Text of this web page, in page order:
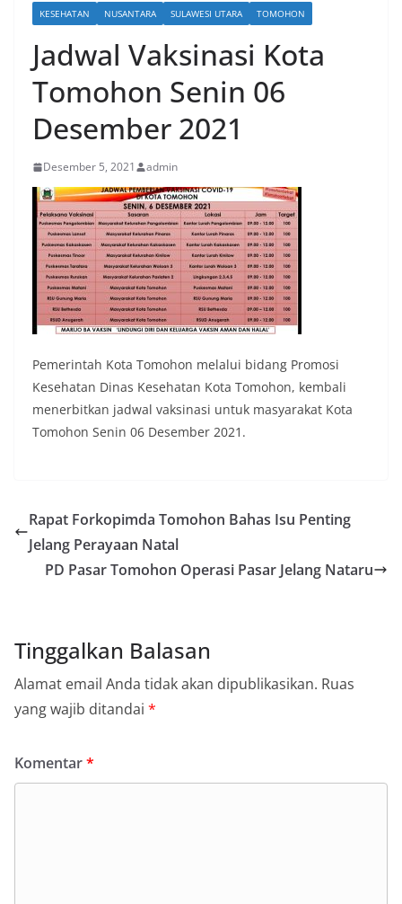
KESEHATAN NUSANTARA SULAWESI UTARA TOMOHON
Jadwal Vaksinasi Kota
Tomohon Senin 06
Desember 2021
Desember 5, 2021 admin
Pemerintah Kota Tomohon melalui bidang Promosi
Kesehatan Dinas Kesehatan Kota Tomohon, kembali
menerbitkan jadwal vaksinasi untuk masyarakat Kota
Tomohon Senin 06 Desember 2021.
Rapat Forkopimda Tomohon Bahas Isu Penting
Jelang Perayaan Natal
PD Pasar Tomohon Operasi Pasar Jelang Nataru
Tinggalkan Balasan
Alamat email Anda tidak akan dipublikasikan. Ruas
yang wajib ditandai *
Komentar*